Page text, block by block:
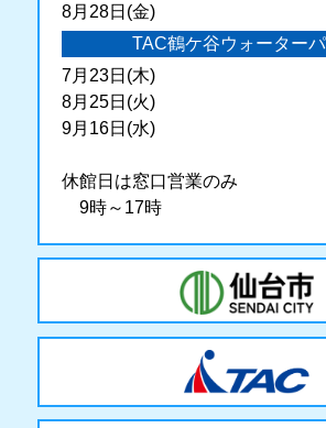
8月28日(金)
TAC鶴ケ谷ウォーター
7月23日(木)
8月25日(火)
9月16日(水)
休館日は窓口営業のみ
9時～17時